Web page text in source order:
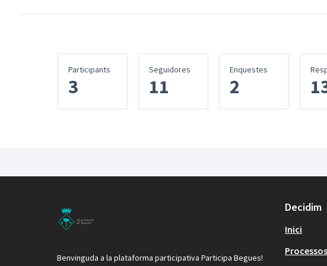
Participants
3
Seguidores
11
Enquestes
2
Benvinguda a la plataforma participativa Participa Begues!
Decidim
Inici